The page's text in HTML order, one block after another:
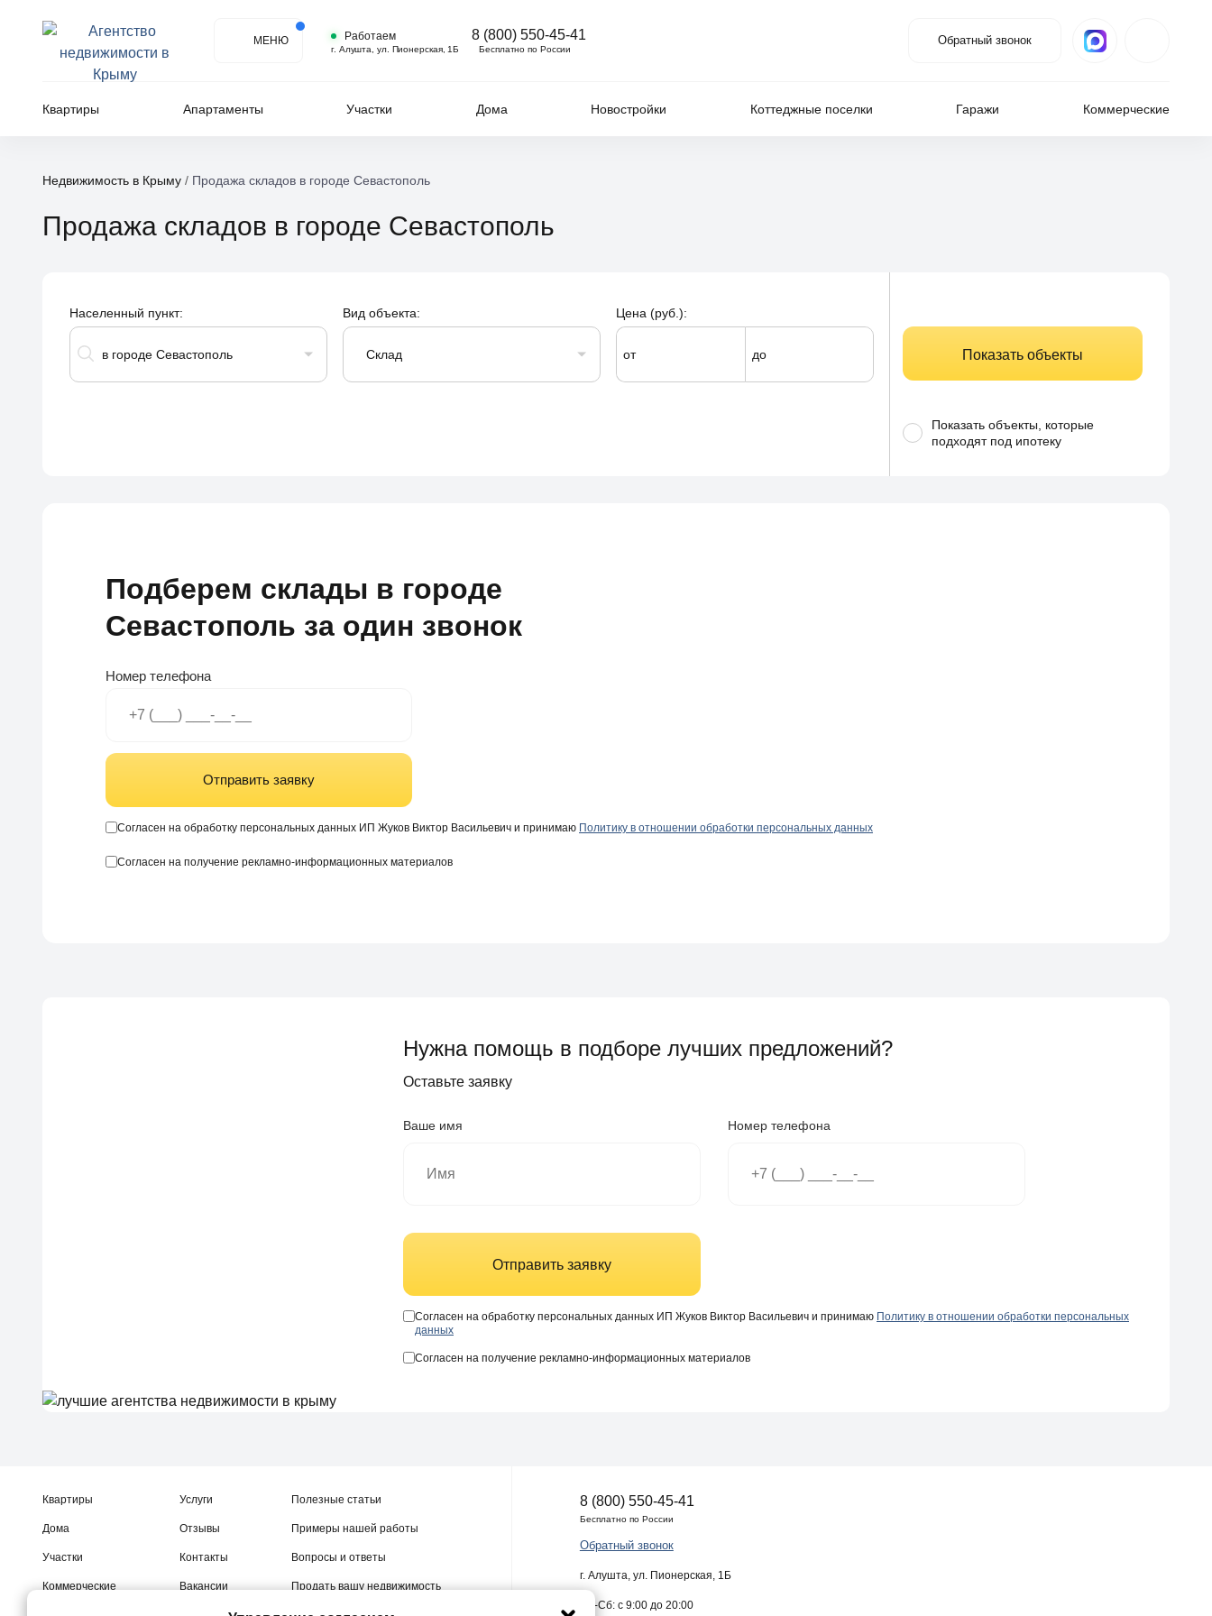
МЕНЮ Работаем
г. Алушта, ул. Пионерская, 1Б
8 (800) 550-45-41
Бесплатно по России
Обратный звонок
Квартиры Апартаменты Участки Дома Новостройки Коттеджные поселки Гаражи Коммерческие
Недвижимость в Крыму / Продажа складов в городе Севастополь
Продажа складов в городе Севастополь
Населенный пункт:
в городе Севастополь
Вид объекта:
Склад
Цена (руб.):
от до Показать объекты
Показать объекты, которые
подходят под ипотеку
Подберем склады в городе
Севастополь за один звонок
Номер телефона
Отправить заявку
Согласен на обработку персональных данных ИП Жуков Виктор Васильевич и принимаю Политику в отношении обработки персональных данных
Согласен на получение рекламно-информационных материалов
Нужна помощь в подборе лучших предложений?
Оставьте заявку
Ваше имя Номер телефона
Отправить заявку
Согласен на обработку персональных данных ИП Жуков Виктор Васильевич и принимаю Политику в отношении обработки персональных
данных
Согласен на получение рекламно-информационных материалов
Квартиры
Дома
Участки
Коммерческие
Услуги
Отзывы
Контакты
Вакансии
Полезные статьи
Примеры нашей работы
Вопросы и ответы
Продать вашу недвижимость
8 (800) 550-45-41
Бесплатно по России
Обратный звонок
г. Алушта, ул. Пионерская, 1Б
Пн-Сб: с 9:00 до 20:00